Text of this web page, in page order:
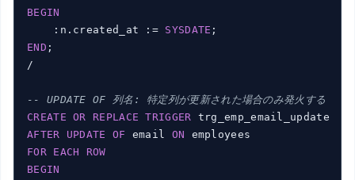
BEGIN
    :n.created_at :=
SYSDATE
END ;
/
-- UPDATE OF 列名: 特定列が更新された場合のみ発火する
CREATE
OR REPLACE TRIGGER
AFTER
UPDATE OF email ON
FOR
EACH
ROW
BEGIN